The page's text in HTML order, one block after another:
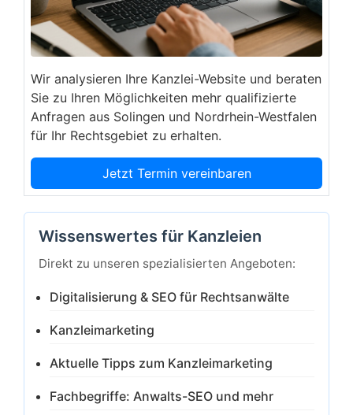
Wir analysieren Ihre Kanzlei-Website und beraten
Sie zu Ihren Möglichkeiten mehr qualifizierte
Anfragen aus Solingen und Nordrhein-Westfalen
für Ihr Rechtsgebiet zu erhalten.
Jetzt Termin vereinbaren
Wissenswertes für Kanzleien
Direkt zu unseren spezialisierten Angeboten:
Digitalisierung & SEO für Rechtsanwälte
Kanzleimarketing
Aktuelle Tipps zum Kanzleimarketing
Fachbegriffe: Anwalts-SEO und mehr